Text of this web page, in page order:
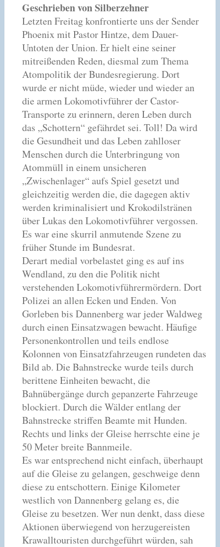
Geschrieben von Silberzehner
Letzten Freitag konfrontierte uns der Sender
Phoenix mit Pastor Hintze, dem Dauer-
Untoten der Union. Er hielt eine seiner
mitreißenden Reden, diesmal zum Thema
Atompolitik der Bundesregierung. Dort
wurde er nicht müde, wieder und wieder an
die armen Lokomotivführer der Castor-
Transporte zu erinnern, deren Leben durch
das „Schottern“ gefährdet sei. Toll! Da wird
die Gesundheit und das Leben zahlloser
Menschen durch die Unterbringung von
Atommüll in einem unsicheren
„Zwischenlager“ aufs Spiel gesetzt und
gleichzeitig werden die, die dagegen aktiv
werden kriminalisiert und Krokodilstränen
über Lukas den Lokomotivführer vergossen.
Es war eine skurril anmutende Szene zu
früher Stunde im Bundesrat.
Derart medial vorbelastet ging es auf ins
Wendland, zu den die Politik nicht
verstehenden Lokomotivführermördern. Dort
Polizei an allen Ecken und Enden. Von
Gorleben bis Dannenberg war jeder Waldweg
durch einen Einsatzwagen bewacht. Häufige
Personenkontrollen und teils endlose
Kolonnen von Einsatzfahrzeugen rundeten das
Bild ab. Die Bahnstrecke wurde teils durch
berittene Einheiten bewacht, die
Bahnübergänge durch gepanzerte Fahrzeuge
blockiert. Durch die Wälder entlang der
Bahnstrecke striffen Beamte mit Hunden.
Rechts und links der Gleise herrschte eine je
50 Meter breite Bannmeile.
Es war entsprechend nicht einfach, überhaupt
auf die Gleise zu gelangen, geschweige denn
diese zu entschottern. Einige Kilometer
westlich von Dannenberg gelang es, die
Gleise zu besetzen. Wer nun denkt, dass diese
Aktionen überwiegend von herzugereisten
Krawalltouristen durchgeführt würden, sah